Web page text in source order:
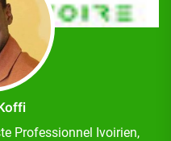
Professionnel Ivoirien,